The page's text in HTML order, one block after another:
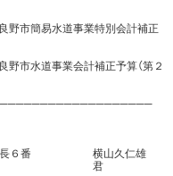
市簡易水道事業特別会計補正
水道事業会計補正予算（第２
６番
横山久仁雄
君